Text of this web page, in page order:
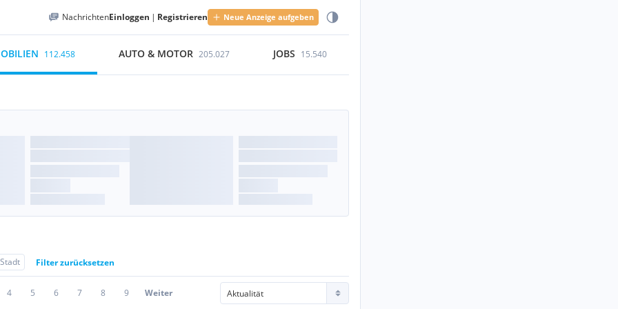
NachrichtenEinloggen | Registrieren Neue Anzeige aufgeben
112.458 AUTO & MOTOR 205.027 JOBS 15.540
Filter zurücksetzen
4 5 6 7 8 9 Weiter